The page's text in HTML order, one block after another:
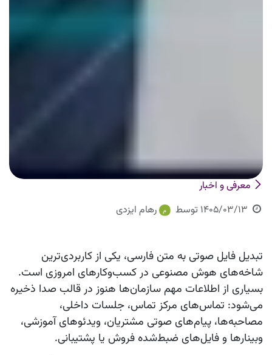
معرفی و اخبار
1405/03/13 توسط رهام ایزدی
تبدیل فایل صوتی به متن فارسی، یکی از کاربردی‌ترین
شاخه‌های هوش مصنوعی در کسب‌وکارهای امروزی است.
بسیاری از اطلاعات مهم سازمان‌ها هنوز در قالب صدا ذخیره
می‌شود: تماس‌های مرکز تماس، جلسات داخلی،
مصاحبه‌ها، پیام‌های صوتی مشتریان، ویدئوهای آموزشی،
وبینارها و فایل‌های ضبط‌شده فروش یا پشتیبانی.